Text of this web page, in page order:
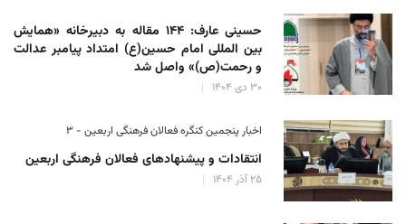
حسینی عارف: ۱۴۴ مقاله به دبیرخانه «همایش
بین المللی امام حسین(ع) امتداد پیامبر عدالت
و رحمت(ص)» واصل شد
۳۰ دی ۱۴۰۴
اخبار پنجمین کنگره فعالان فرهنگی اربعین - ۳
انتقادات و پیشنهادهای فعالان فرهنگی اربعین
۲۵ آذر ۱۴۰۴